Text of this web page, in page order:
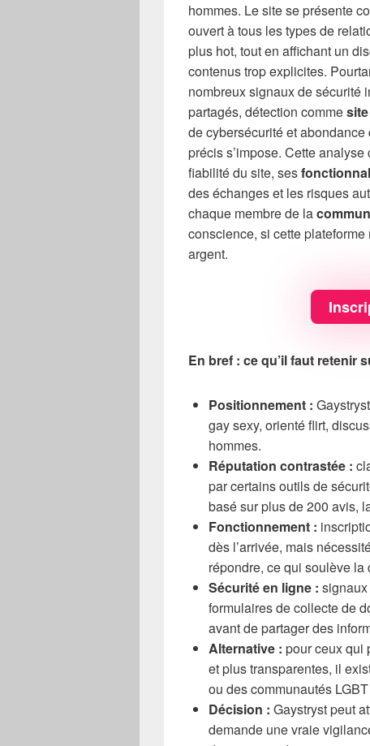
hommes. Le site se présente
ouvert à tous les types de
plus hot, tout en affichant un
contenus trop explicites.
nombreux signaux de sécurité
partagés, détection comme
de cybersécurité et
précis s’impose. Cette
fiabilité du site, ses
des échanges et les risques
chaque membre de la
conscience, si cette
argent.
En bref : ce qu’il faut retenir
Positionnement :
gay sexy, orienté flirt,
hommes.
Réputation contrastée :
par certains outils de
basé sur plus de 200 avis,
Fonctionnement :
dès l’arrivée, mais
répondre, ce qui soulève
Sécurité en ligne :
formulaires de collecte de
avant de partager des
Alternative : pour ceux qui
et plus transparentes, il
ou des communautés
Décision : Gaystryst peut
demande une vraie